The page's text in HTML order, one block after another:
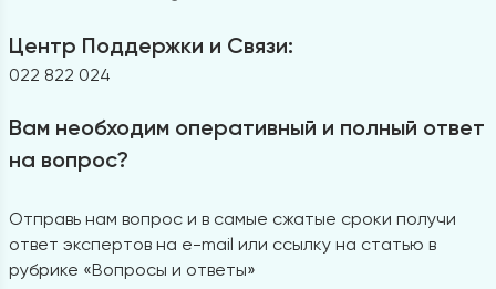
Центр Поддержки и Связи:
022 822 024
Вам необходим оперативный и полный ответ
на вопрос?
Отправь нам вопрос и в самые сжатые сроки получи
ответ экспертов на e-mail или ссылку на статью в
рубрике «Вопросы и ответы»